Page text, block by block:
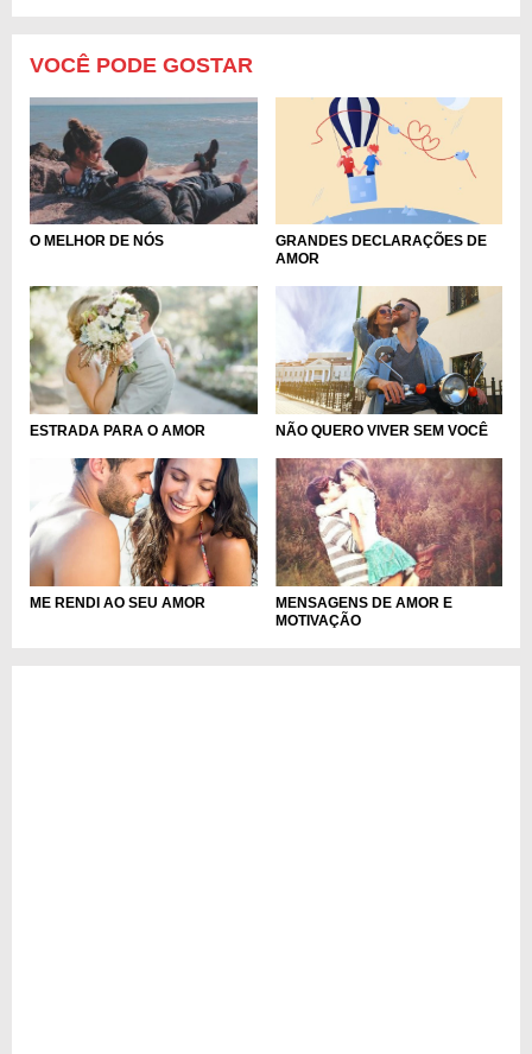
VOCÊ PODE GOSTAR
O MELHOR DE NÓS
GRANDES DECLARAÇÕES DE
AMOR
ESTRADA PARA O AMOR NÃO QUERO VIVER SEM VOCÊ
ME RENDI AO SEU AMOR
MENSAGENS DE AMOR E
MOTIVAÇÃO